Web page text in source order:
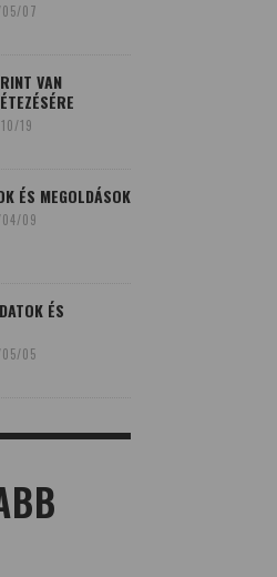
07
VAN
19
ÉS MEGOLDÁSOK
09
ÉS
05